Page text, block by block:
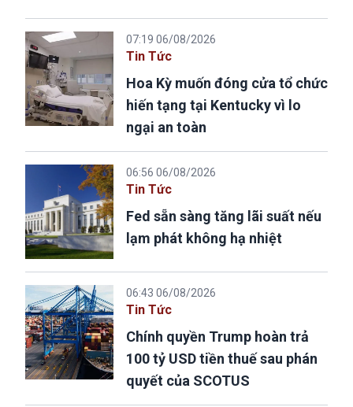
07:19 06/08/2026
Tin Tức
Hoa Kỳ muốn đóng cửa tổ chức
hiến tạng tại Kentucky vì lo
ngại an toàn
06:56 06/08/2026
Tin Tức
Fed sẵn sàng tăng lãi suất nếu
lạm phát không hạ nhiệt
06:43 06/08/2026
Tin Tức
Chính quyền Trump hoàn trả
100 tỷ USD tiền thuế sau phán
quyết của SCOTUS